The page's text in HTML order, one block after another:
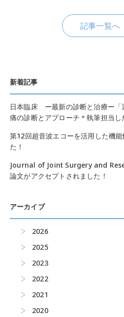
記事一覧へ
新着記事
日本臨床 ー最新の診断と治療ー
痛の診断とアプローチ＊執筆担当し
第12回超音波エコーを活用した機
た！
Journal of Joint Surgery and
論文がアクセプトされました！
アーカイブ
2026
2025
2023
2022
2021
2020